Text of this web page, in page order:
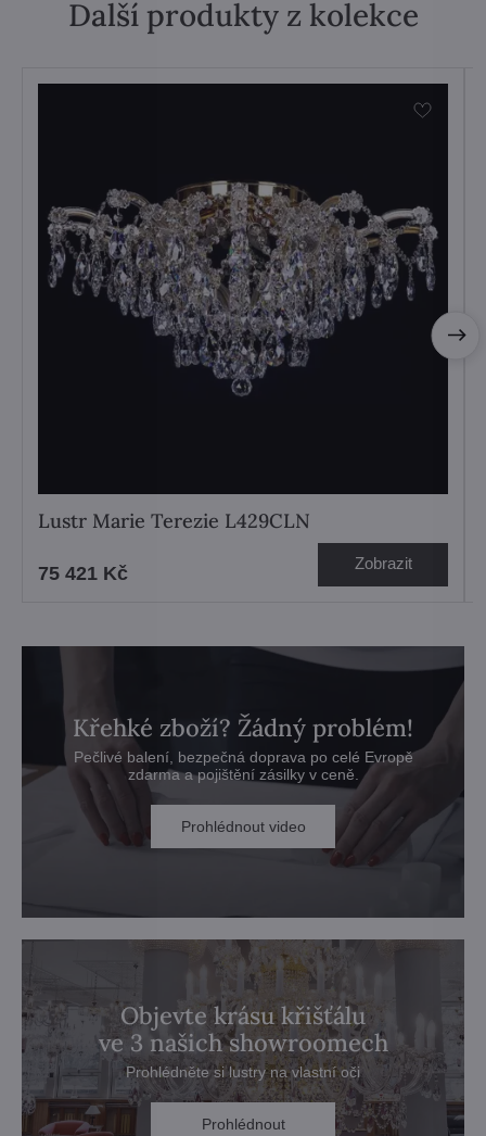
Další produkty z kolekce
Lustr Marie Terezie L429CLN
75 421 Kč Zobrazit
Křehké zboží? Žádný problém!
Pečlivé balení, bezpečná doprava po celé Evropě
zdarma a pojištění zásilky v ceně.
Prohlédnout video
Objevte krásu křišťálu
ve 3 našich showroomech
Prohlédněte si lustry na vlastní oči
Prohlédnout